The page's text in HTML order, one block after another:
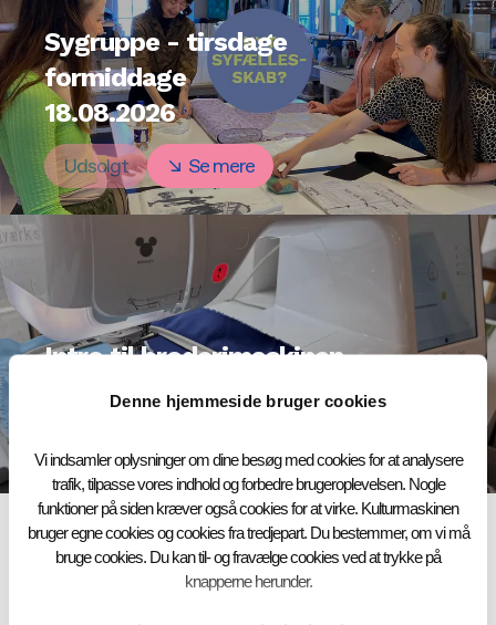
Denne hjemmeside bruger cookies
Vi indsamler oplysninger om dine besøg med cookies for at analysere
trafik, tilpasse vores indhold og forbedre brugeroplevelsen. Nogle
funktioner på siden kræver også cookies for at virke. Kulturmaskinen
bruger egne cookies og cookies fra tredjepart. Du bestemmer, om vi må
bruge cookies. Du kan til- og fravælge cookies ved at trykke på
knapperne herunder.
Sygruppe - tirsdage
formiddage
18.08.2026
Udsolgt Se mere
Intro til broderimaskinen
18.08.2026
Se flere